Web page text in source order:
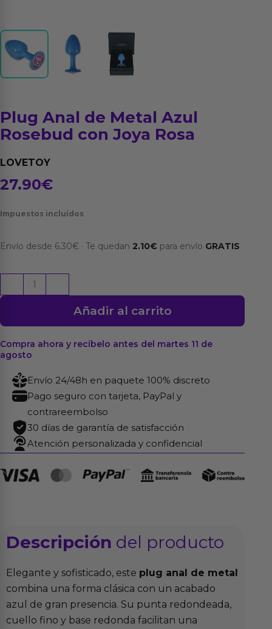
Plug Anal de Metal Azul
Rosebud con Joya Rosa
LOVETOY
27.90€
Impuestos incluídos
Envío desde 6.30€ · Te quedan 2.10€ para envío GRATIS
Anal
Metal
Azul
Rosebud
con
Joya
cantidad
Añadir al carrito
Compra ahora y recíbelo antes del martes 11 de
agosto
Envío 24/48h en paquete 100% discreto
Pago seguro con tarjeta, PayPal y
contrareembolso
30 días de garantía de satisfacción
Atención personalizada y confidencial
Descripción del producto
Elegante y sofisticado, este plug anal de metal
combina una forma clásica con un acabado
azul de gran presencia. Su punta redondeada,
cuello fino y base redonda facilitan una